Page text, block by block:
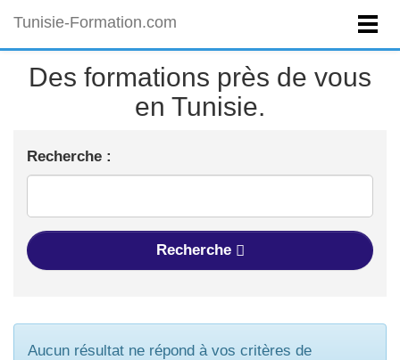
Tunisie-Formation.com
Des formations près de vous
en Tunisie.
Recherche :
Recherche
Aucun résultat ne répond à vos critères de